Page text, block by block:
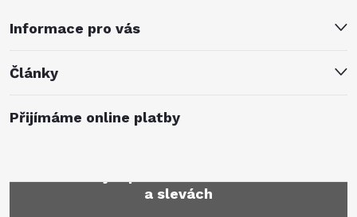
Informace pro vás
Články
Přijímáme online platby
a slevách